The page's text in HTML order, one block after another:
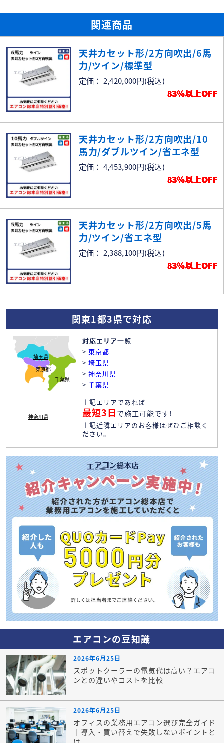
関連商品
天井カセット形/2方向吹出/6馬
力/ツイン/標準型
定価： 2,420,000円(税込)
83％以上OFF
天井カセット形/2方向吹出/10
馬力/ダブルツイン/省エネ型
定価： 4,453,900円(税込)
83％以上OFF
天井カセット形/2方向吹出/5馬
力/ツイン/省エネ型
定価： 2,388,100円(税込)
83％以上OFF
関東1都3県で対応
東京都
埼玉県
神奈川県
千葉県
対応エリア一覧
> 東京都
> 埼玉県
> 神奈川県
> 千葉県
上記エリアであれば
最短3日 で施工可能です!
上記近隣エリアのお客様はぜひご相談く
ださい。
エアコンの豆知識
2026年6月25日
スポットクーラーの電気代は高い？エアコ
ンとの違いやコストを比較
2026年6月25日
オフィスの業務用エアコン選び完全ガイド
｜導入・買い替えで失敗しないポイントと